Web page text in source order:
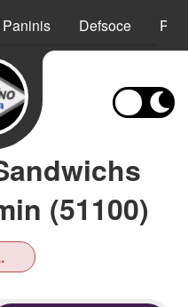
Paninis Defsoce
(51100)